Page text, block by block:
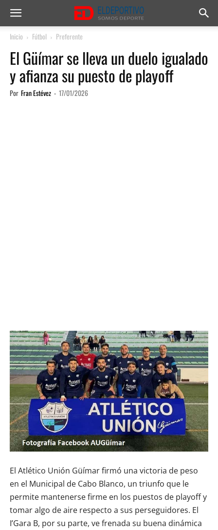
Inicio Fútbol Preferente
El Güímar se lleva un duelo igualado
y afianza su puesto de playoff
Por Fran Estévez - 17/01/2026
El Atlético Unión Güímar firmó una victoria de peso
en el Municipal de Cabo Blanco, un triunfo que le
permite mantenerse firme en los puestos de playoff y
tomar algo de aire respecto a sus perseguidores. El
I’Gara B, por su parte, ve frenada su buena dinámica